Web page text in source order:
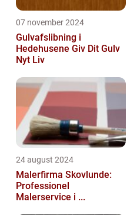
07 november 2024
Gulvafslibning i
Hedehusene Giv Dit Gulv
Nyt Liv
24 august 2024
Malerfirma Skovlunde:
Professionel
Malerservice i ...